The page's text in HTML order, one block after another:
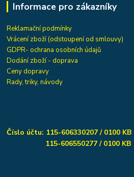
Informace pro zákazníky
Reklamační podmínky
Vrácení zboží (odstoupení od smlouvy)
GDPR- ochrana osobních údajů
Dodání zboží - doprava
Ceny dopravy
Rady, triky, návody
Číslo účtu: 115-606330207 / 0100 KB
115-606550277 / 0100 KB